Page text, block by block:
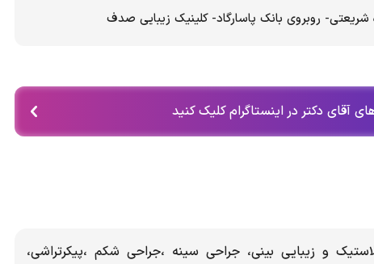
شریعتی- روبروی بانک پاسارگاد- کلینیک زیبایی صدف
آقای دکتر در اینستاگرام کلیک کنید
و زیبایی بینی، جراحی سینه ،جراحی شکم ،پیکرتراشی،